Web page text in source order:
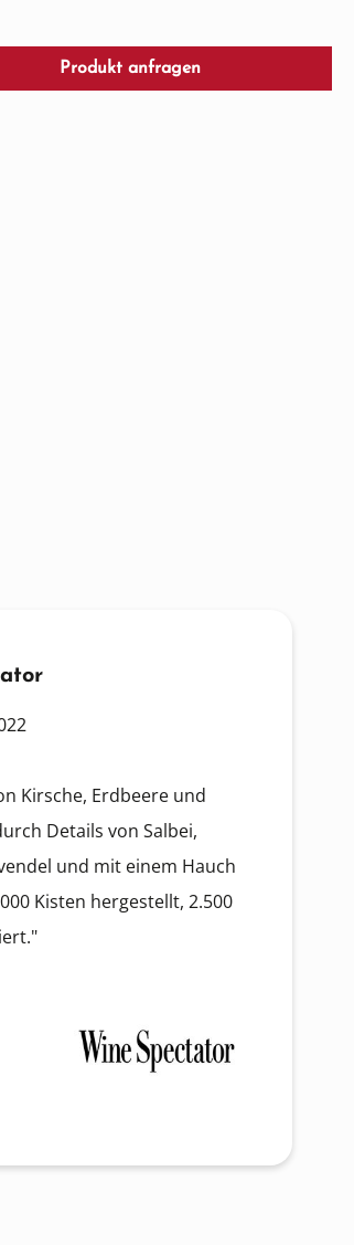
Produkt anfragen
Kirsche, Erdbeere und
Details von Salbei,
und mit einem Hauch
Kisten hergestellt, 2.500